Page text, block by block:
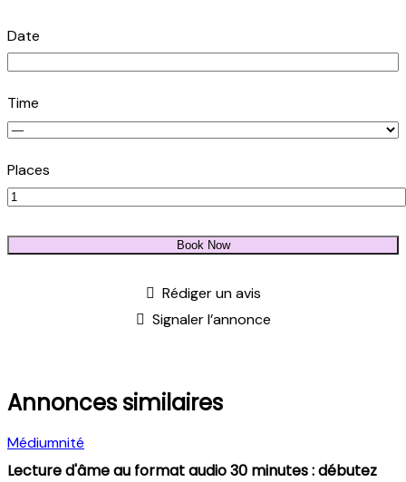
Date
Time
Places
Book Now
Rédiger un avis
Signaler l’annonce
Annonces similaires
Médiumnité
Lecture d'âme au format audio 30 minutes : débutez